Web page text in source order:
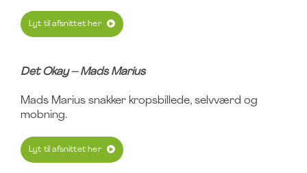
Lyt til afsnittet her
Det Okay –Mads Marius
Mads Marius snakker kropsbillede, selvværd og
mobning.
Lyt til afsnittet her